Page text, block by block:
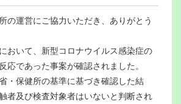
の運営にご協力いただき、ありがとう
おいて、新型コロナウイルス感染症の
応であった事案が確認されました。
・保健所の基準に基づき確認した結
者及び検査対象者はいないと判断され